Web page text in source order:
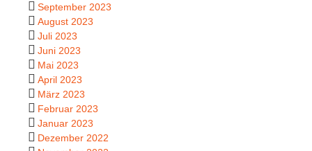
September 2023
August 2023
Juli 2023
Juni 2023
Mai 2023
April 2023
März 2023
Februar 2023
Januar 2023
Dezember 2022